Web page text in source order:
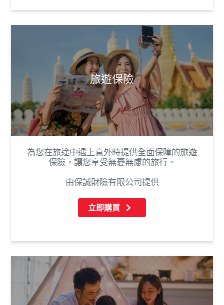
旅遊保險
為您在旅途中遇上意外時提供全面保障的旅遊
保險，讓您享受無憂無慮的旅行。
由保誠財險有限公司提供
立即購買